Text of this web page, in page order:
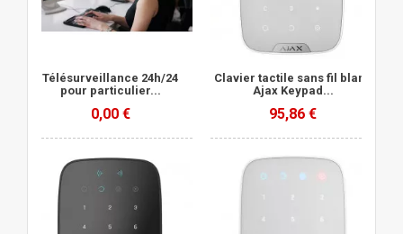
Télésurveillance 24h/24
pour particulier...
0,00 €
Clavier tactile sans fil blanc
Ajax Keypad...
95,86 €